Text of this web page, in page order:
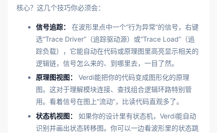
核心？这几个技巧你必须会：
信号追踪：
在波形里点中一个“行为异常”的信号，右键
选“Trace Driver”（追踪驱动源）或“Trace Load”（追
踪负载），它能自动在代码或原理图里高亮显示相关的
逻辑链，信号怎么来的、到哪里去，一目了然。
原理图视图：
Verdi能把你的代码变成图形化的原理
图。这对于理解模块连接、查找组合逻辑环路特别管
用。看着信号在图上“流动”，比读代码直观多了。
状态机视图：
如果你的设计里有状态机，Verdi能自动
识别并画出状态转移图。你可以一边看波形里的状态跳